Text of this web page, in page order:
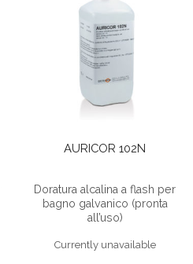
AURICOR 102N
Doratura alcalina a flash per
bagno galvanico (pronta
all’uso)
Currently unavailable